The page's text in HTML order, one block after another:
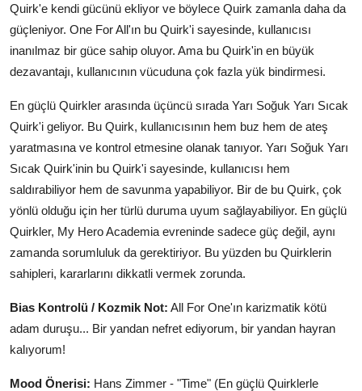
Quirk'e kendi gücünü ekliyor ve böylece Quirk zamanla daha da
güçleniyor. One For All'ın bu Quirk'i sayesinde, kullanıcısı
inanılmaz bir güce sahip oluyor. Ama bu Quirk'in en büyük
dezavantajı, kullanıcının vücuduna çok fazla yük bindirmesi.
En güçlü Quirkler arasında üçüncü sırada Yarı Soğuk Yarı Sıcak
Quirk'i geliyor. Bu Quirk, kullanıcısının hem buz hem de ateş
yaratmasına ve kontrol etmesine olanak tanıyor. Yarı Soğuk Yarı
Sıcak Quirk'inin bu Quirk'i sayesinde, kullanıcısı hem
saldırabiliyor hem de savunma yapabiliyor. Bir de bu Quirk, çok
yönlü olduğu için her türlü duruma uyum sağlayabiliyor. En güçlü
Quirkler, My Hero Academia evreninde sadece güç değil, aynı
zamanda sorumluluk da gerektiriyor. Bu yüzden bu Quirklerin
sahipleri, kararlarını dikkatli vermek zorunda.
Bias Kontrolü / Kozmik Not: All For One'ın karizmatik kötü
adam duruşu... Bir yandan nefret ediyorum, bir yandan hayran
kalıyorum!
Mood Önerisi: Hans Zimmer - "Time" (En güçlü Quirklerle